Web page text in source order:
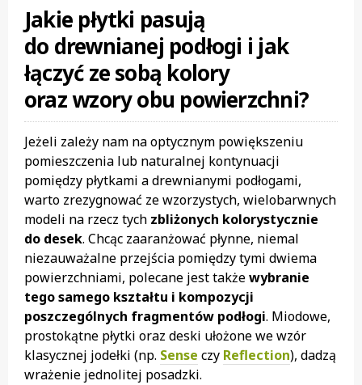
Jakie płytki pasują
do drewnianej podłogi i jak
łączyć ze sobą kolory
oraz wzory obu powierzchni?
Jeżeli zależy nam na optycznym powiększeniu
pomieszczenia lub naturalnej kontynuacji
pomiędzy płytkami a drewnianymi podłogami,
warto zrezygnować ze wzorzystych, wielobarwnych
modeli na rzecz tych zbliżonych kolorystycznie
do desek. Chcąc zaaranżować płynne, niemal
niezauważalne przejścia pomiędzy tymi dwiema
powierzchniami, polecane jest takżewybranie
tego samego kształtu i kompozycji
poszczególnych fragmentów podłogi. Miodowe,
prostokątne płytki oraz deski ułożone we wzór
klasycznej jodełki (np. Sense czy Reflection), dadzą
wrażenie jednolitej posadzki.